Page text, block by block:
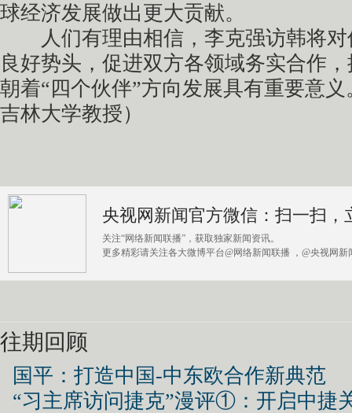
球经济发展做出更大贡献。
人们有理由相信，李克强访韩将对
良好势头，促进双方各领域务实合作
朝着“四个伙伴”方向发展具有重要意
吉林大学教授）
央视网新闻官方微信：扫一扫，
关注“网络新闻联播”，获取独家新闻资讯。
更多精彩请关注各大微博平台@网络新闻联播 ，@央视网新
往期回顾
国平：打造中国-中东欧合作新典范
“习主席访问捷克”漫评①：开启中捷